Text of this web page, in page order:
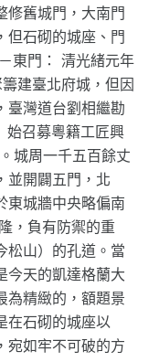
修舊城門，大南門
但石砌的城座、門
東門： 清光緒元年
建臺北府城，但因
臺灣道台劉相繼勘
始召募粵籍工匠興
城周一千五百餘丈
並開闢五門，北
東城牆中央略偏南
，負有防禦的重
松山）的孔道。當
今天的凱達格蘭大
為精緻的，額題景
在石砌的城座以
宛如牢不可破的方